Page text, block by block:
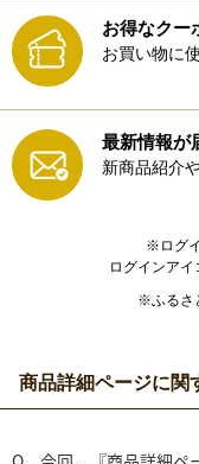
お得なクー
お買い物に
最新情報が
新商品紹介
※ログ
ログインアイ
※ふるさ
商品詳細ページに関